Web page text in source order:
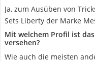
Ja, zum Ausüben von
Sets Liberty der Marke
Mit welchem Profil ist
versehen?
Wie auch die meisten